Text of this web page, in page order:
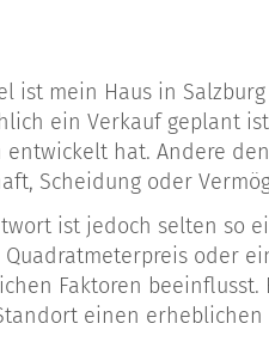
ist mein Haus in
ein Verkauf geplant
entwickelt hat. Andere
Scheidung oder
ist jedoch selten so
Quadratmeterpreis oder
Faktoren
einen